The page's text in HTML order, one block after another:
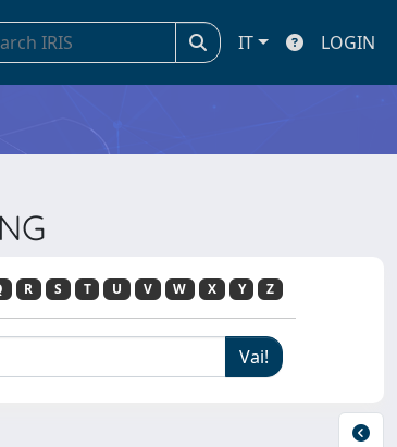
IT LOGIN
R S T U V W X Y Z